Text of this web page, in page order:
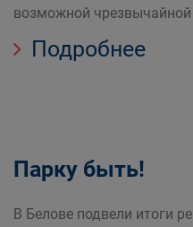
возможной чрезвычайной
Подробнее
Парку быть!
В Белове подвели итоги